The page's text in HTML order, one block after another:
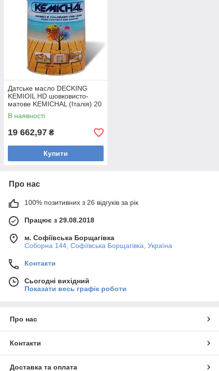
Датське масло DECKING
KEMIOIL HD шовковисто-
матове KEMICHAL (Італія) 20
В наявності
19 662,97 ₴
Купити
Про нас
100% позитивних з 26 відгуків за рік
Працює з 29.08.2018
м. Софіївська Борщагівка
Соборна 144, Софіївська Борщагівка, Україна
Контакти
Сьогодні вихідний
Показати весь графік роботи
Про нас
Контакти
Доставка та оплата